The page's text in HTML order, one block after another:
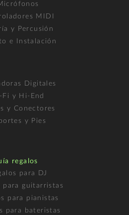
MIDI
y Percusión
e Instalación
Digitales
Fi y Hi-End
y Conectores
y Pies
regalos
para DJ
para guitarristas
para pianistas
para bateristas